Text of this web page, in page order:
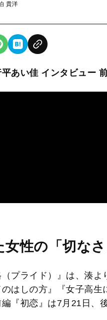
貴洋
平あい佳 インタビュー
女性の「切な
プライド）』は、湊よ
のはしの方』『女子高
『初恋』は7月21日、